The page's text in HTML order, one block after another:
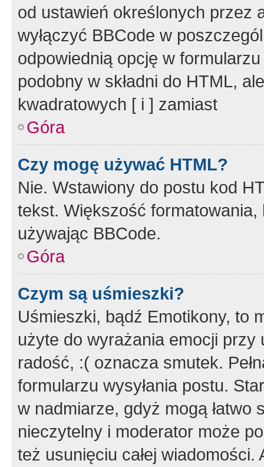
od ustawień określonych przez
wyłączyć BBCode w
odpowiednią opcję w
podobny w składni do HTML,
kwadratowych [ i ] zamiast
Góra
Czy mogę używać HTML?
Nie. Wstawiony do postu kod
tekst. Większość
używając BBCode.
Góra
Czym są uśmieszki?
Uśmieszki, bądź Emotikony, to
użyte do wyrażania emocji
radość, :( oznacza smutek.
formularzu wysyłania postu.
w nadmiarze, gdyż mogą
nieczytelny i moderator może
też usunięciu całej